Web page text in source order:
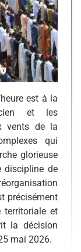
est à la
et les
vents de la
qui
glorieuse
discipline de
précisément
territoriale et
la décision
mai 2026.